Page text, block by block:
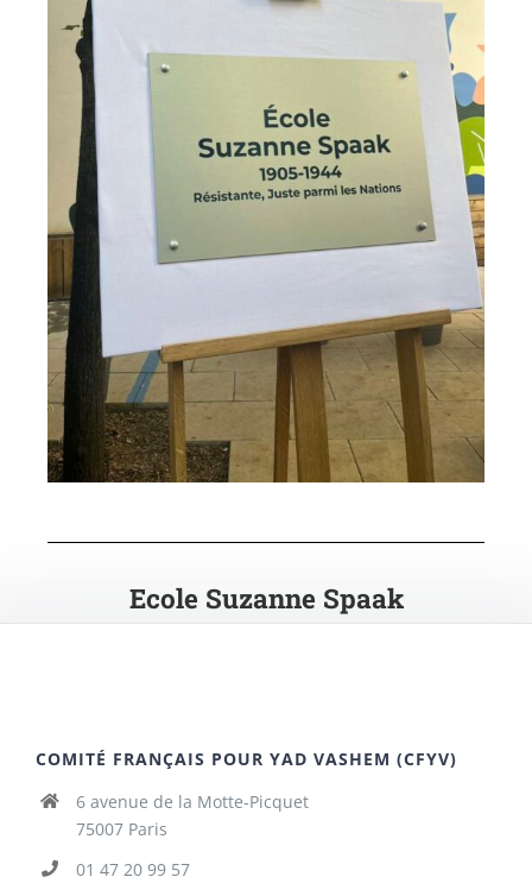
Ecole Suzanne Spaak
COMITÉ FRANÇAIS POUR YAD VASHEM (CFYV)
6 avenue de la Motte-Picquet
75007 Paris
01 47 20 99 57